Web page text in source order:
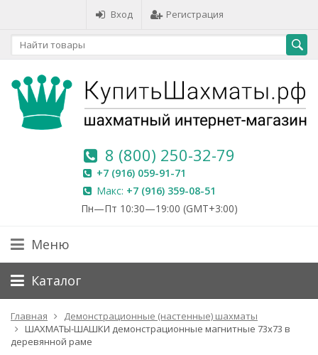
Вход Регистрация
8 (800) 250-32-79
+7 (916) 059-91-71
Макс: +7 (916) 359-08-51
Пн—Пт 10:30—19:00 (GMT+3:00)
Меню
Каталог
Главная
Демонстрационные (настенные) шахматы
ШАХМАТЫ-ШАШКИ демонстрационные магнитные 73х73 в
деревянной раме